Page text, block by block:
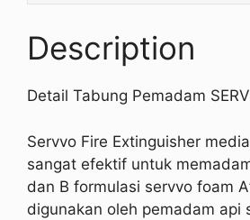
Description
Detail Tabung Pemadam
Servvo Fire Extinguisher
sangat efektif untuk
dan B formulasi servvo foam
digunakan oleh pemadam api